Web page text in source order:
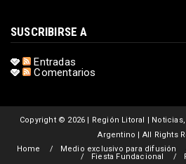
SUSCRIBIRSE A
Entradas
Comentarios
Copyright © 2026 | Región Litoral |
Argentino | All Rights
Home
Medio exclusivo para difusión
Fiesta Fundacional